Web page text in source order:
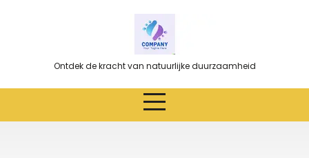
Ontdek de kracht van natuurlijke duurzaamheid